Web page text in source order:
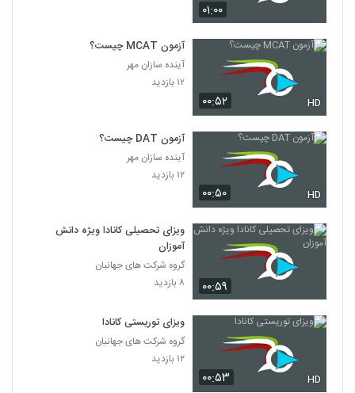
۰۱:۰۰
۰۰:۵۲ HD
آزمون MCAT چیست؟
آینده سازان مهر
۱۲ بازدید
۰۰:۵۰ HD
آزمون DAT چیست؟
آینده سازان مهر
۱۲ بازدید
۰۰:۵۹
ویزای تحصیلی کانادا ویژه دانش
آموزان
گروه شرکت های جهانبان
۸ بازدید
۰۰:۵۳ HD
ویزای توریستی کانادا
گروه شرکت های جهانبان
۱۲ بازدید